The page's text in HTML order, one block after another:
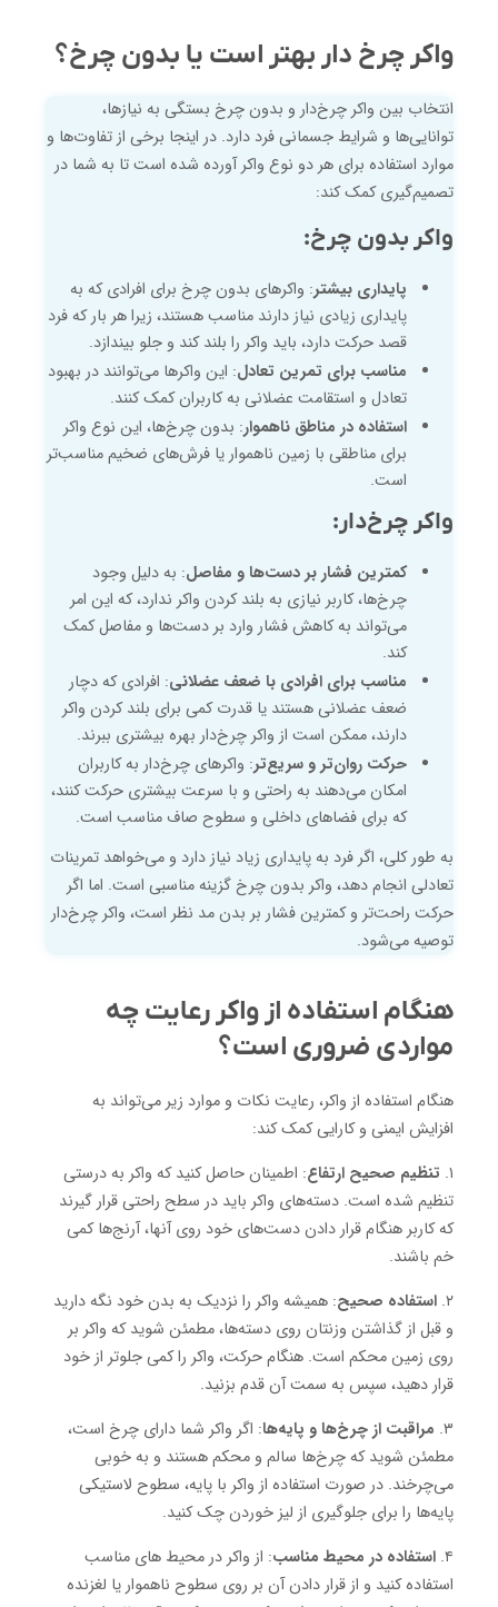
واکر چرخ دار بهتر است یا بدون چرخ؟
انتخاب بین واکر چرخ‌دار و بدون چرخ بستگی به نیازها،
توانایی‌ها و شرایط جسمانی فرد دارد. در اینجا برخی از تفاوت‌ها و
موارد استفاده برای هر دو نوع واکر آورده شده است تا به شما در
تصمیم‌گیری کمک کند:
واکر بدون چرخ:
پایداری بیشتر: واکرهای بدون چرخ برای افرادی که به
پایداری زیادی نیاز دارند مناسب هستند، زیرا هر بار که فرد
قصد حرکت دارد، باید واکر را بلند کند و جلو بیندازد.
مناسب برای تمرین تعادل: این واکرها می‌توانند در بهبود
تعادل و استقامت عضلانی به کاربران کمک کنند.
استفاده در مناطق ناهموار: بدون چرخ‌ها، این نوع واکر
برای مناطقی با زمین ناهموار یا فرش‌های ضخیم مناسب‌تر
است.
واکر چرخ‌دار:
کمترین فشار بر دست‌ها و مفاصل: به دلیل وجود
چرخ‌ها، کاربر نیازی به بلند کردن واکر ندارد، که این امر
می‌تواند به کاهش فشار وارد بر دست‌ها و مفاصل کمک
کند.
مناسب برای افرادی با ضعف عضلانی: افرادی که دچار
ضعف عضلانی هستند یا قدرت کمی برای بلند کردن واکر
دارند، ممکن است از واکر چرخ‌دار بهره بیشتری ببرند.
حرکت روان‌تر و سریع‌تر: واکرهای چرخ‌دار به کاربران
امکان می‌دهند به راحتی و با سرعت بیشتری حرکت کنند،
که برای فضاهای داخلی و سطوح صاف مناسب است.
به طور کلی، اگر فرد به پایداری زیاد نیاز دارد و می‌خواهد تمرینات
تعادلی انجام دهد، واکر بدون چرخ گزینه مناسبی است. اما اگر
حرکت راحت‌تر و کمترین فشار بر بدن مد نظر است، واکر چرخ‌دار
توصیه می‌شود.
هنگام استفاده از واکر رعایت چه
مواردی ضروری است؟
هنگام استفاده از واکر، رعایت نکات و موارد زیر می‌تواند به
افزایش ایمنی و کارایی کمک کند:
۱. تنظیم صحیح ارتفاع: اطمینان حاصل کنید که واکر به درستی
تنظیم شده است. دسته‌های واکر باید در سطح راحتی قرار گیرند
که کاربر هنگام قرار دادن دست‌های خود روی آنها، آرنج‌ها کمی
خم باشند.
۲. استفاده صحیح: همیشه واکر را نزدیک به بدن خود نگه دارید
و قبل از گذاشتن وزنتان روی دسته‌ها، مطمئن شوید که واکر بر
روی زمین محکم است. هنگام حرکت، واکر را کمی جلوتر از خود
قرار دهید، سپس به سمت آن قدم بزنید.
۳. مراقبت از چرخ‌ها و پایه‌ها: اگر واکر شما دارای چرخ است،
مطمئن شوید که چرخ‌ها سالم و محکم هستند و به خوبی
می‌چرخند. در صورت استفاده از واکر با پایه، سطوح لاستیکی
پایه‌ها را برای جلوگیری از لیز خوردن چک کنید.
۴. استفاده در محیط مناسب: از واکر در محیط‌ های مناسب
استفاده کنید و از قرار دادن آن بر روی سطوح ناهموار یا لغزنده